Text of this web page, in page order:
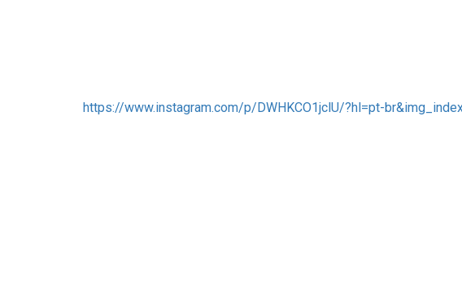
https://www.instagram.com/p/DWHKCO1jclU/?hl=pt-